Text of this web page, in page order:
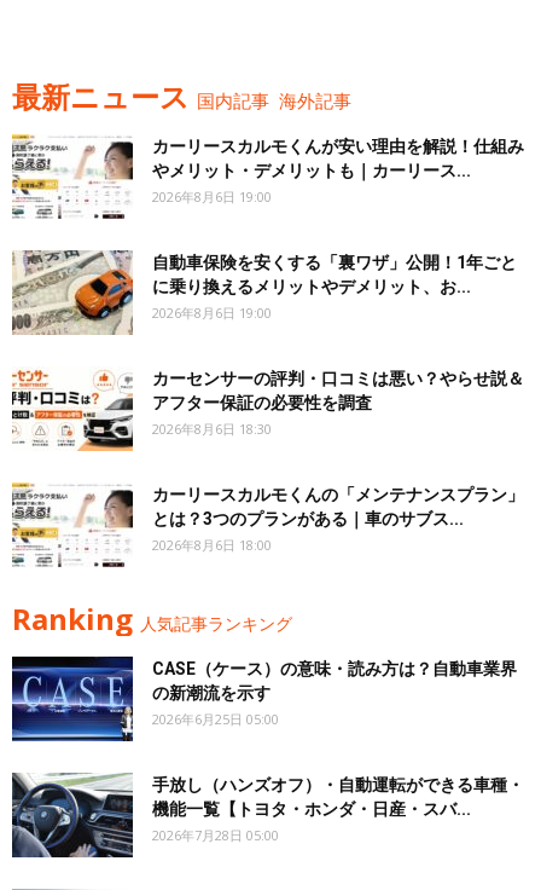
最新ニュース 国内記事 海外記事
カーリースカルモくんが安い理由を解説！仕組み
やメリット・デメリットも｜カーリース...
2026年8月6日 19:00
自動車保険を安くする「裏ワザ」公開！1年ごと
に乗り換えるメリットやデメリット、お...
2026年8月6日 19:00
カーセンサーの評判・口コミは悪い？やらせ説＆
アフター保証の必要性を調査
2026年8月6日 18:30
カーリースカルモくんの「メンテナンスプラン」
とは？3つのプランがある｜車のサブス...
2026年8月6日 18:00
Ranking 人気記事ランキング
CASE（ケース）の意味・読み方は？自動車業界
の新潮流を示す
2026年6月25日 05:00
手放し（ハンズオフ）・自動運転ができる車種・
機能一覧【トヨタ・ホンダ・日産・スバ...
2026年7月28日 05:00